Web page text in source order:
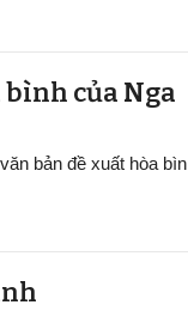
bình của Nga
bản đề xuất hòa